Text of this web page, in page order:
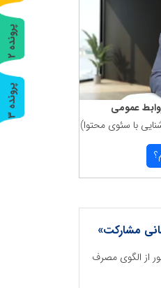
عمومی
با سئوی محتوا)
مشارکت»
از الگوی مصرف
پ
ر
و
ن
د
ه
2
پ
ر
و
ن
د
ه
3